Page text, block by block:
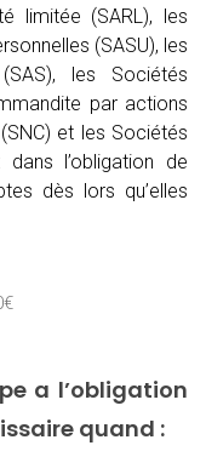
limitée (SARL), les
(SASU), les
les Sociétés
par actions
et les Sociétés
l’obligation de
dès lors qu’elles
a l’obligation
quand :